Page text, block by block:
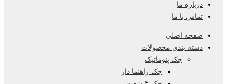
درباره ما
تماس با ما
صفحه اصلی
دسته بندی محصولات
جک پنوماتیک
جک راهنما دار